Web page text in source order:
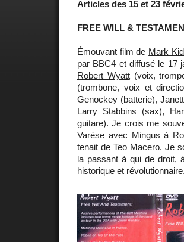
Articles des 15 et 23
FREE WILL &
Émouvant film de Mark
par BBC4 et diffusé le 17
Robert Wyatt(voix,
(trombone, voix et
Genockey (batterie),
Larry Stabbins (sax),
guitare). Je crois me
Varèse avec Mingus à
tenait de Teo Macero. Je
la passant à qui de droit,
historique et révolutionnaire.